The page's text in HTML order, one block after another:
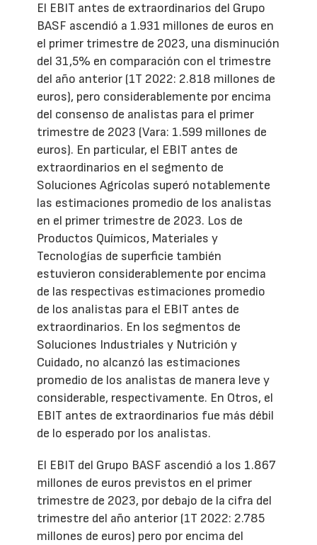
El EBIT antes de extraordinarios del Grupo
BASF ascendió a 1.931 millones de euros en
el primer trimestre de 2023, una disminución
del 31,5% en comparación con el trimestre
del año anterior (1T 2022: 2.818 millones de
euros), pero considerablemente por encima
del consenso de analistas para el primer
trimestre de 2023 (Vara: 1.599 millones de
euros). En particular, el EBIT antes de
extraordinarios en el segmento de
Soluciones Agrícolas superó notablemente
las estimaciones promedio de los analistas
en el primer trimestre de 2023. Los de
Productos Químicos, Materiales y
Tecnologías de superficie también
estuvieron considerablemente por encima
de las respectivas estimaciones promedio
de los analistas para el EBIT antes de
extraordinarios. En los segmentos de
Soluciones Industriales y Nutrición y
Cuidado, no alcanzó las estimaciones
promedio de los analistas de manera leve y
considerable, respectivamente. En Otros, el
EBIT antes de extraordinarios fue más débil
de lo esperado por los analistas.
El EBIT del Grupo BASF ascendió a los 1.867
millones de euros previstos en el primer
trimestre de 2023, por debajo de la cifra del
trimestre del año anterior (1T 2022: 2.785
millones de euros) pero por encima del